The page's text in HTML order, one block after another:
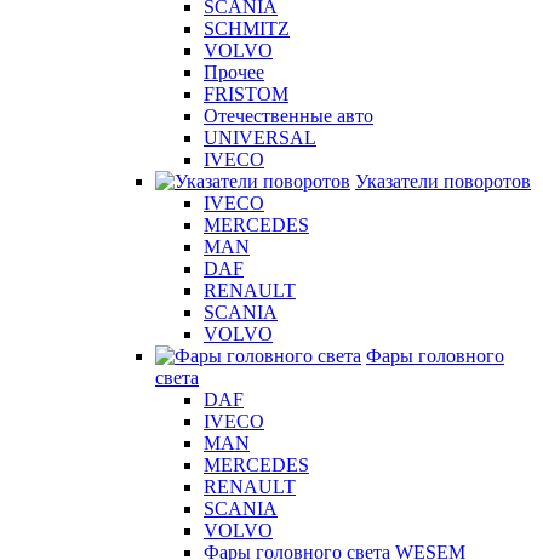
SCANIA
SCHMITZ
VOLVO
Прочее
FRISTOM
Отечественные авто
UNIVERSAL
IVECO
Указатели поворотов
IVECO
MERCEDES
MAN
DAF
RENAULT
SCANIA
VOLVO
Фары головного
света
DAF
IVECO
MAN
MERCEDES
RENAULT
SCANIA
VOLVO
Фары головного света WESEM